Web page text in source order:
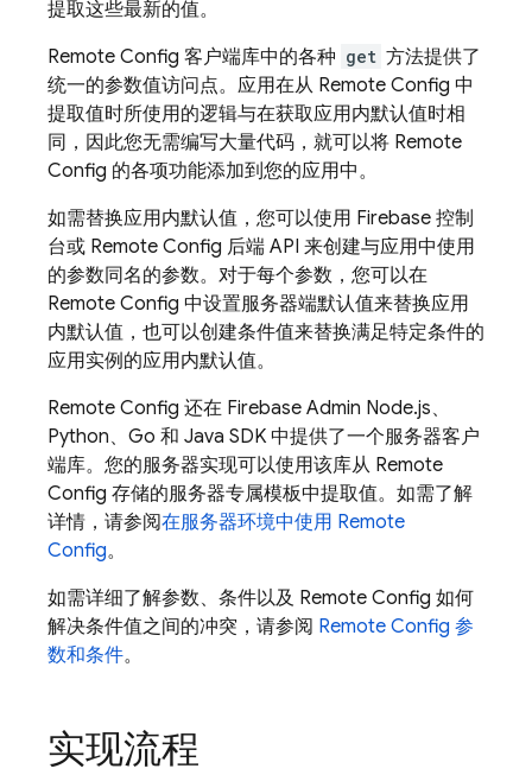
提取这些最新的值。
Remote Config 客户端库中的各种 get 方法提供了
统一的参数值访问点。应用在从 Remote Config 中
提取值时所使用的逻辑与在获取应用内默认值时相
同，因此您无需编写大量代码，就可以将 Remote
Config 的各项功能添加到您的应用中。
如需替换应用内默认值，您可以使用 Firebase 控制
台或 Remote Config 后端 API 来创建与应用中使用
的参数同名的参数。对于每个参数，您可以在
Remote Config 中设置服务器端默认值来替换应用
内默认值，也可以创建条件值来替换满足特定条件的
应用实例的应用内默认值。
Remote Config 还在 Firebase Admin Node.js、
Python、Go 和 Java SDK 中提供了一个服务器客户
端库。您的服务器实现可以使用该库从 Remote
Config 存储的服务器专属模板中提取值。如需了解
详情，请参阅在服务器环境中使用 Remote
Config。
如需详细了解参数、条件以及 Remote Config 如何
解决条件值之间的冲突，请参阅 Remote Config 参
数和条件。
实现流程